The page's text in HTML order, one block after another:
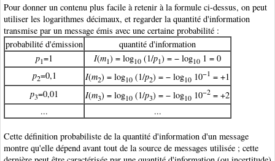
Pour donner un contenu plus facile à retenir à la formule ci-dessus, on peut
utiliser les logarithmes décimaux, et regarder la quantité d'information
transmise par un message émis avec une certaine probabilité :
probabilité d'émission
quantité d'information
p1=1 I(m1) = log10 (1/p1) = − log10 1 = 0
p2=0,1 I(m2) = log10 (1/p2) = − log10 10−1 = +1
p3=0,01 I(m3) = log10 (1/p3) = − log10 10−2 = +2
...
...
Cette définition probabiliste de la quantité d'information d'un message
montre qu'elle dépend avant tout de la source de messages utilisée ; cette